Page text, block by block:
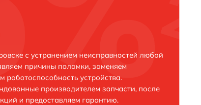
с устранением неисправностей любой
причины поломки, заменяем
работоспособность устройства.
производителем запчасти, после
и предоставляем гарантию.